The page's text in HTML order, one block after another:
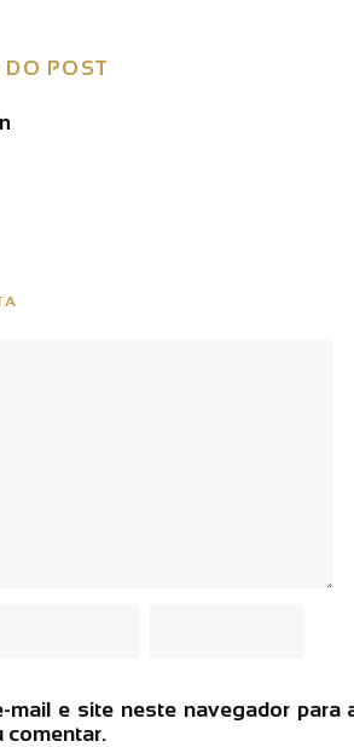
DO POST
mail e site neste navegador para
comentar.